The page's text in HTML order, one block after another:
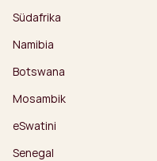
Südafrika
Namibia
Botswana
Mosambik
eSwatini
Senegal